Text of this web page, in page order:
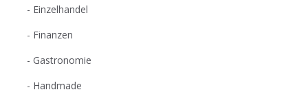
Einzelhandel
Finanzen
Gastronomie
Handmade